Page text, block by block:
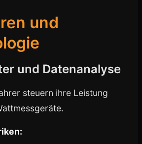
und
und Datenanalyse
steuern ihre Leistung